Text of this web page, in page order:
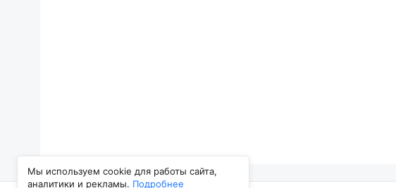
Мы используем cookie для работы сайта,
аналитики и рекламы. Подробнее